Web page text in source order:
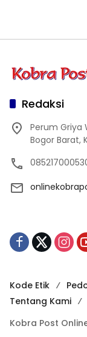
Redaksi
Perum Griya
Bogor Barat,
Kode Etik
Tentang Kami
Kobra Post